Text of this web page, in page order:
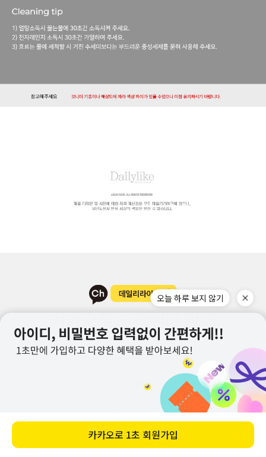
바로 구매하기
오늘 하루 보지 않기
카카오로 1초 회원가입